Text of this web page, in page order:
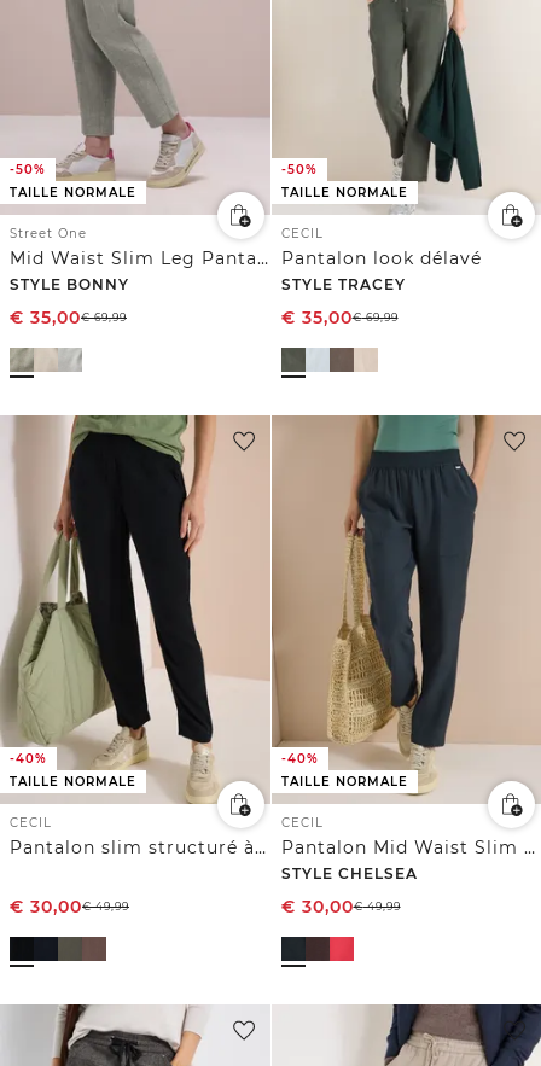
-50%
TAILLE NORMALE
Street One
Mid Waist Slim Leg Pantalon avec boucle
STYLE BONNY
€ 35,00€69,99
-50%
TAILLE NORMALE
CECIL
Pantalon look délavé
STYLE TRACEY
€ 35,00€69,99
-40%
TAILLE NORMALE
CECIL
Pantalon slim structuré à coupe décontractée
€ 30,00€49,99
-40%
TAILLE NORMALE
CECIL
Pantalon Mid Waist Slim Leg en coupe loose
STYLE CHELSEA
€ 30,00€49,99